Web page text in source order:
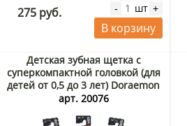
275 руб. - шт +
В корзину
Детская зубная щетка с
суперкомпактной головкой (для
детей от 0,5 до 3 лет) Doraemon
Ebisu, Япония
арт. 20076